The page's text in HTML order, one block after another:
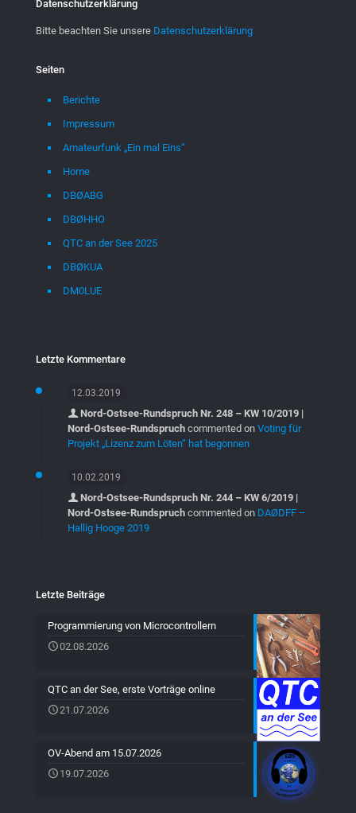
Datenschutzerklärung
Bitte beachten Sie unsere Datenschutzerklärung
Seiten
Berichte
Impressum
Amateurfunk „Ein mal Eins“
Home
DBØABG
DBØHHO
QTC an der See 2025
DBØKUA
DM0LUE
Letzte Kommentare
12.03.2019
Nord-Ostsee-Rundspruch Nr. 248 – KW 10/2019 |
Nord-Ostsee-Rundspruch commented on Voting für
Projekt „Lizenz zum Löten“ hat begonnen
10.02.2019
Nord-Ostsee-Rundspruch Nr. 244 – KW 6/2019 |
Nord-Ostsee-Rundspruch commented on DAØDFF –
Hallig Hooge 2019
Letzte Beiträge
Programmierung von Microcontrollern
02.08.2026
QTC an der See, erste Vorträge online
21.07.2026
OV-Abend am 15.07.2026
19.07.2026